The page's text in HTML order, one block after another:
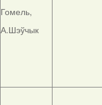
Гомель,
А.Шэўчык